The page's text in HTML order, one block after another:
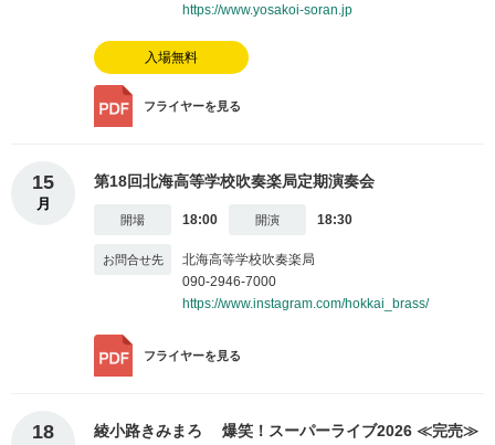
https://www.yosakoi-soran.jp
入場無料
フライヤーを見る
15
月
第18回北海高等学校吹奏楽局定期演奏会
18:00 18:30
北海高等学校吹奏楽局
090-2946-7000
https://www.instagram.com/hokkai_brass/
フライヤーを見る
18 綾小路きみまろ 爆笑！スーパーライブ2026 ≪完売≫